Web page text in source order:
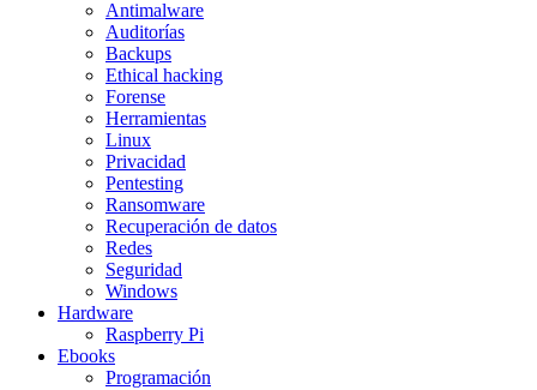
Antimalware
Auditorías
Backups
Ethical hacking
Forense
Herramientas
Linux
Privacidad
Pentesting
Ransomware
Recuperación de datos
Redes
Seguridad
Windows
Hardware
Raspberry Pi
Ebooks
Programación